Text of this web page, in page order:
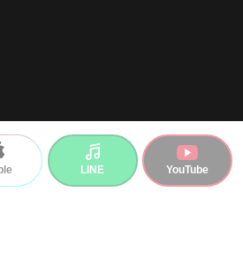
LINE YouTube